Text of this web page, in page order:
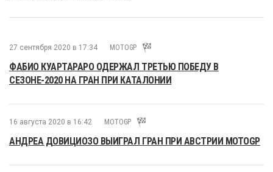
27 сентября 2020 в 17:34 MOTOGP
ФАБИО КУАРТАРАРО ОДЕРЖАЛ ТРЕТЬЮ ПОБЕДУ В
СЕЗОНЕ-2020 НА ГРАН ПРИ КАТАЛОНИИ
16 августа 2020 в 16:42 MOTOGP
АНДРЕА ДОВИЦИОЗО ВЫИГРАЛ ГРАН ПРИ АВСТРИИ MOTOGP